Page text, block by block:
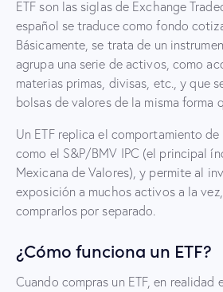
ETF son las siglas de Exchange
español se traduce como fondo
Básicamente, se trata de un
agrupa una serie de activos, como
materias primas, divisas, etc., y que
bolsas de valores de la misma forma
Un ETF replica el comportamiento
como el S&P/BMV IPC (el principal
Mexicana de Valores), y permite al
exposición a muchos activos a la
comprarlos por separado.
¿Cómo funciona un ETF?
Cuando compras un ETF, en realidad